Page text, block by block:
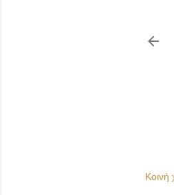
Κοινή